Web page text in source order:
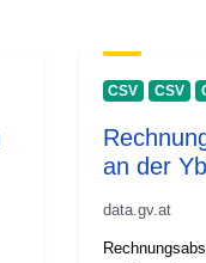
CSV CSV
an der
data.gv.at